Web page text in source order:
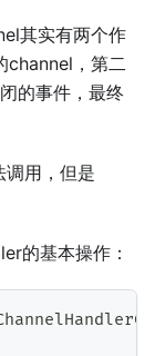
其实有两个作
channel，第二
的事件，最终
调用，但是
的基本操作：